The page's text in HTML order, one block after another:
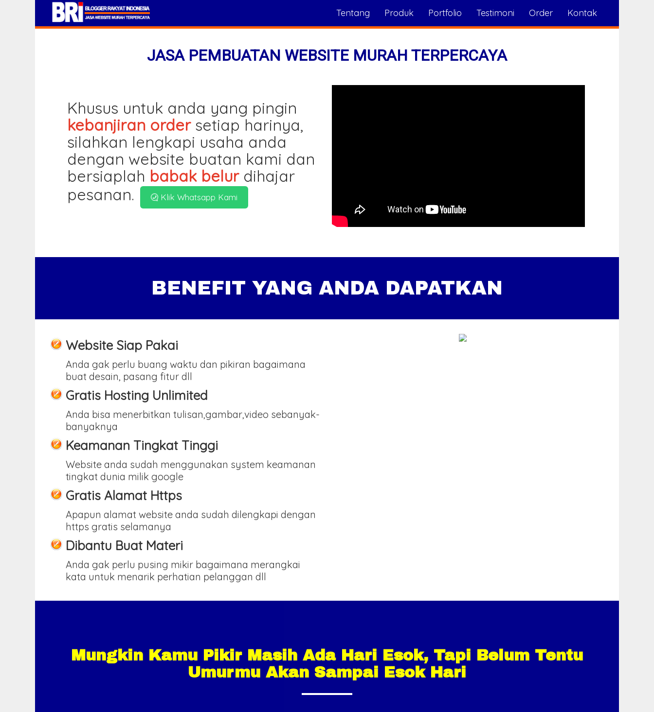
Tentang Produk Portfolio Testimoni Order Kontak
JASA PEMBUATAN WEBSITE MURAH TERPERCAYA
Khusus untuk anda yang pingin
kebanjiran ordersetiap harinya,
silahkan lengkapi usaha anda
dengan website buatan kami dan
bersiaplah babak belurdihajar
pesanan.
Klik Whatsapp Kami
BENEFIT YANG ANDA DAPATKAN
Website Siap Pakai
Anda gak perlu buang waktu dan pikiran bagaimana
buat desain, pasang fitur dll
Gratis Hosting Unlimited
Anda bisa menerbitkan tulisan,gambar,video sebanyak-
banyaknya
Keamanan Tingkat Tinggi
Website anda sudah menggunakan system keamanan
tingkat dunia milik google
Gratis Alamat Https
Apapun alamat website anda sudah dilengkapi dengan
https gratis selamanya
Dibantu Buat Materi
Anda gak perlu pusing mikir bagaimana merangkai
kata untuk menarik perhatian pelanggan dll
Mungkin Kamu Pikir Masih Ada Hari Esok, Tapi Belum Tentu
Umurmu Akan Sampai Esok Hari